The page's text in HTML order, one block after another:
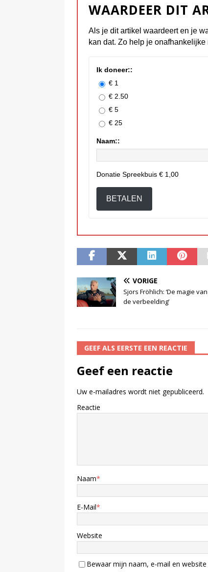
WAARDEER DIT
Als je dit artikel waardeert en je
kan dat. Zo help je
Ik doneer::
€ 1
€ 2.50
€ 5
€ 25
Naam::
Donatie Spreekbuis € 1,00
BETALEN
VORIGE
Sjors Fröhlich: ‘De magie
de verbeelding’
GEEF ALS EERSTE EEN REACTIE
Geef een reactie
Uw e-mailadres wordt niet gepubliceerd.
Reactie
Naam*
E-Mail*
Website
Bewaar mijn naam, e-mail en